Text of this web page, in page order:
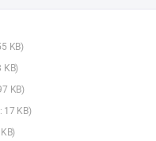
KB)
KB)
KB)
17 KB)